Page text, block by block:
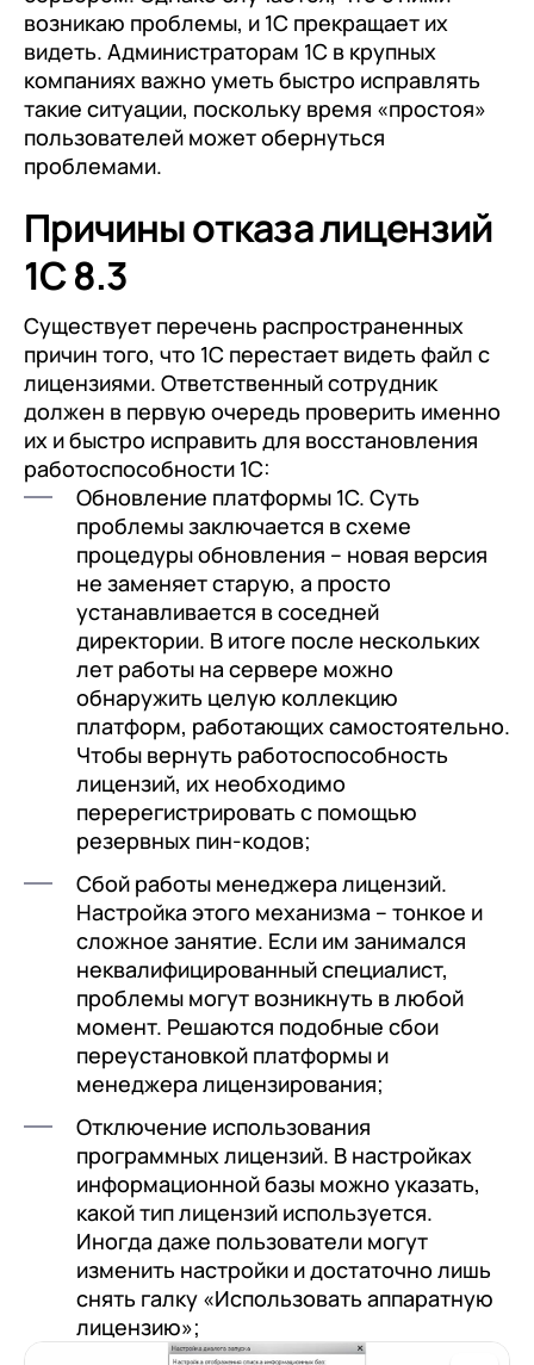
возникаю проблемы, и 1С прекращает их
видеть. Администраторам 1С в крупных
компаниях важно уметь быстро исправлять
такие ситуации, поскольку время «простоя»
пользователей может обернуться
проблемами.
Причины отказа лицензий
1С 8.3
Существует перечень распространенных
причин того, что 1С перестает видеть файл с
лицензиями. Ответственный сотрудник
должен в первую очередь проверить именно
их и быстро исправить для восстановления
работоспособности 1С:
Обновление платформы 1С. Суть
проблемы заключается в схеме
процедуры обновления – новая версия
не заменяет старую, а просто
устанавливается в соседней
директории. В итоге после нескольких
лет работы на сервере можно
обнаружить целую коллекцию
платформ, работающих самостоятельно.
Чтобы вернуть работоспособность
лицензий, их необходимо
перерегистрировать с помощью
резервных пин-кодов;
Сбой работы менеджера лицензий.
Настройка этого механизма – тонкое и
сложное занятие. Если им занимался
неквалифицированный специалист,
проблемы могут возникнуть в любой
момент. Решаются подобные сбои
переустановкой платформы и
менеджера лицензирования;
Отключение использования
программных лицензий. В настройках
информационной базы можно указать,
какой тип лицензий используется.
Иногда даже пользователи могут
изменить настройки и достаточно лишь
снять галку «Использовать аппаратную
лицензию»;
1С:Кабинет сотрудника
Внутренний документооборот (СЭД)
1С:Документооборот 8
Управление финансами (FRP)
WA:Финансист
Легкая логистика
Бизнес-аналитика (BI)
1С:Аналитика
Управление взаимоотношениями с клиентами
1С:CRM
Лицензии 1С
Сервисы 1С
1С-ЭДО
1С:Контрагент
1С-Отчетность
1С:Фреш
Доки 1С
Прочие отрасли
Контакты
Релокация
Грейды
Истории успеха
Отзывы сотрудников